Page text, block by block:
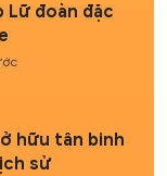
Lữ đoàn đặc
hữu tân binh
sử